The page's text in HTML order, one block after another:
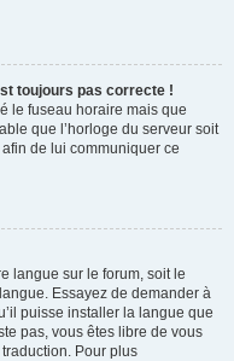
toujours pas correcte !
le fuseau horaire mais que
que l’horloge du serveur soit
de lui communiquer ce
langue sur le forum, soit le
Essayez de demander à
puisse installer la langue que
pas, vous êtes libre de vous
Pour plus